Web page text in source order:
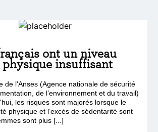
ont un niveau
insuffisant
de l'Anses (Agence nationale de sécurité
de l’environnement et du travail)
les risques sont majorés lorsque le
physique et l’excès de sédentarité sont
sont plus [...]